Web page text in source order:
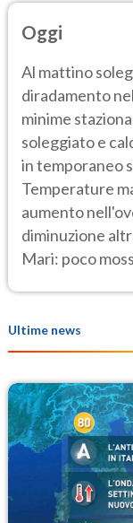
Oggi
Al mattino
diradamento
minime
soleggiato e
in temporaneo
Temperature
aumento
diminuzione
Mari: poco
Ultime news